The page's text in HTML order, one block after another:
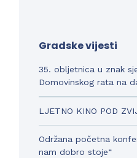
Gradske vijesti
35. obljetnica u znak
Domovinskog rata na
LJETNO KINO POD
Održana početna
nam dobro stoje“